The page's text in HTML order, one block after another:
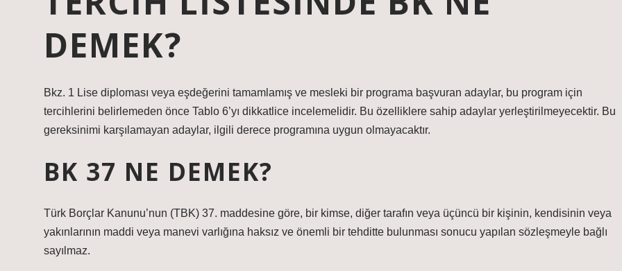
DEMEK?
Bkz. 1 Lise diploması veya eşdeğerini tamamlamış ve mesleki bir programa başvuran adaylar, bu program için
tercihlerini belirlemeden önce Tablo 6’yı dikkatlice incelemelidir. Bu özelliklere sahip adaylar yerleştirilmeyecektir. Bu
gereksinimi karşılamayan adaylar, ilgili derece programına uygun olmayacaktır.
BK 37 NE DEMEK?
Türk Borçlar Kanunu’nun (TBK) 37. maddesine göre, bir kimse, diğer tarafın veya üçüncü bir kişinin, kendisinin veya
yakınlarının maddi veya manevi varlığına haksız ve önemli bir tehditte bulunması sonucu yapılan sözleşmeyle bağlı
sayılmaz.